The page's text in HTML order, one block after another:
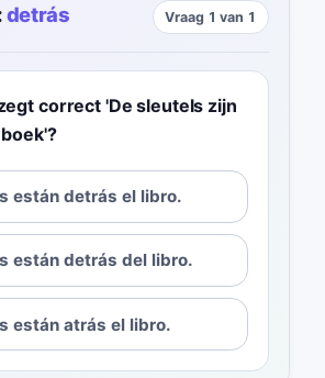
detrás Vraag 1 van 1
correct 'De sleutels zijn
están detrás el libro.
están detrás del libro.
están atrás el libro.